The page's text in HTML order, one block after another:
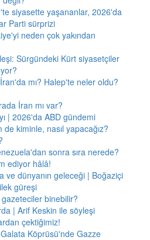
siyasette yaşananlar, 2026'da
Parti sürprizi
neden çok yakından
Sürgündeki Kürt siyasetçiler
mı? Halep'te neler oldu?
İran mı var?
| 2026'da ABD gündemi
kiminle, nasıl yapacağız?
sonra sıra nerede?
ediyor hâlâ!
ve dünyanın geleceği | Boğaziçi
güreşi
gazeteciler binebilir?
| Arif Keskin ile söyleşi
çektiğimiz!
Köprüsü'nde Gazze